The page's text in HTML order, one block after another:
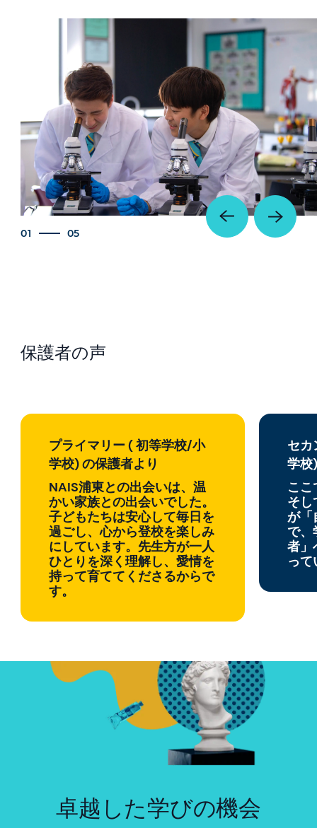
01 05
保護者の声
プライマリー ( 初等学校/小
学校) の保護者より
NAIS浦東との出会いは、温
かい家族との出会いでした。
子どもたちは安心して毎日を
過ごし、心から登校を楽しみ
にしています。先生方が一人
ひとりを深く理解し、愛情を
持って育ててくださるからで
す。
セカ
学校
こ
そし
が「
で、
者」
っ
卓越した学びの機会